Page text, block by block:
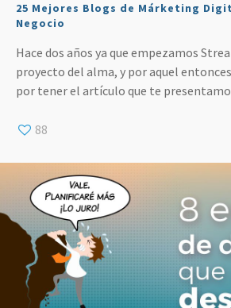
25 Mejores Blogs de Márketing
Negocio
Hace dos años ya que empezamos
proyecto del alma, y por aquel
por tener el artículo que te
88